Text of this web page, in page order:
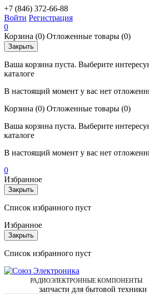
+7 (846) 372-66-88
Войти Регистрация
0
Корзина (0) Отложенные товары (0)
Закрыть
Ваша корзина пуста. Выберите
каталоге
В настоящий момент у вас нет
Корзина (0) Отложенные товары (0)
Ваша корзина пуста. Выберите
каталоге
В настоящий момент у вас нет
0
Избранное
Закрыть
Список избранного пуст
Избранное
Закрыть
Список избранного пуст
РАДИОЭЛЕКТРОННЫЕ КОМПОНЕНТЫ
запчасти для бытовой техники